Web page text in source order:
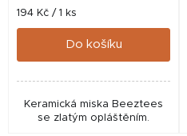
Měrná
cena:
194 Kč / 1 ks
Do košíku
Keramická miska Beeztees
se zlatým opláštěním.